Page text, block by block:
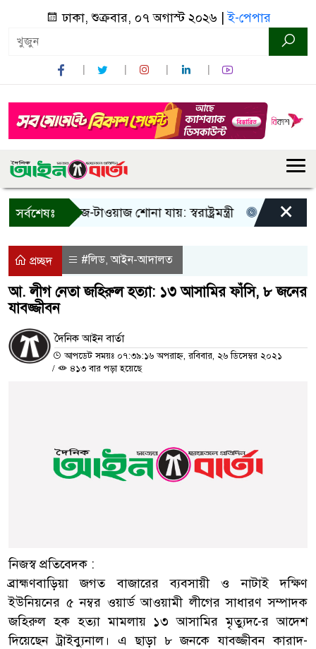
ঢাকা, শুক্রবার, ০৭ অগাস্ট ২০২৬ |ই-পেপার
সর্বশেষঃ
শুধু আওয়াজ-টাওয়াজ শোনা যায়: স্বরাষ্ট্রমন্ত্রী তিন দিনের
×
প্রচ্ছদ #লিড,আইন-আদালত
আ. লীগ নেতা জহিরুল হত্যা: ১৩ আসামির ফাঁসি, ৮ জনের
যাবজ্জীবন
দৈনিক আইন বার্তা
আপডেট সময়ঃ ০৭:৩৯:১৬ অপরাহ্ন, রবিবার, ২৬ ডিসেম্বর ২০২১
/
৪১৩ বার পড়া হয়েছে
নিজস্ব প্রতিবেদক :
ব্রাহ্মণবাড়িয়া জগত বাজারের ব্যবসায়ী ও নাটাই দক্ষিণ
ইউনিয়নের ৫ নম্বর ওয়ার্ড আওয়ামী লীগের সাধারণ সম্পাদক
জহিরুল হক হত্যা মামলায় ১৩ আসামির মৃত্যুদ-ের আদেশ
দিয়েছেন ট্রাইব্যুনাল। এ ছাড়া ৮ জনকে যাবজ্জীবন কারাদ-